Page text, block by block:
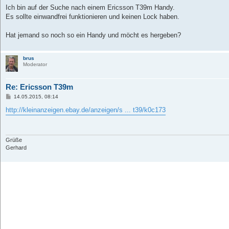
a
Ich bin auf der Suche nach einem Ericsson T39m Handy.
Es sollte einwandfrei funktionieren und keinen Lock haben.
Hat jemand so noch so ein Handy und möcht es hergeben?
brus
Moderator
Re: Ericsson T39m
B
i
t
14.05.2015, 08:14
http://kleinanzeigen.ebay.de/anzeigen/s ... t39/k0c173
Grüße
Gerhard